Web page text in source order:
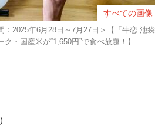
すべての画像
：2025年6月28日～7月27日＞【「牛恋 池袋
・国産米が“1,650円”で食べ放題！】